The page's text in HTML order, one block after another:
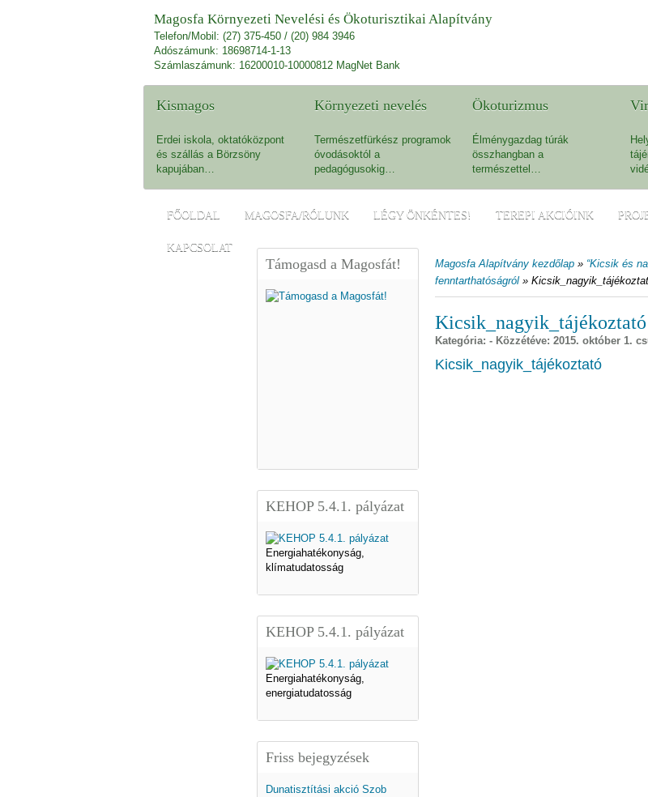
Magosfa Környezeti Nevelési és Ökoturisztikai Alapítvány
Telefon/Mobil: (27) 375-450 / (20) 984 3946
Adószámunk: 18698714-1-13
Számlaszámunk: 16200010-10000812 MagNet Bank
Kismagos
Erdei iskola, oktatóközpont
és szállás a Börzsöny
kapujában…
Környezeti nevelés
Természetfürkész programok
óvodásoktól a
pedagógusokig…
Ökoturizmus
Élménygazdag túrák
összhangban a
természettel…
FŐOLDAL MAGOSFA/RÓLUNK LÉGY ÖNKÉNTES! TEREPI AKCIÓINK
KAPCSOLAT
Támogasd a Magosfát!
KEHOP 5.4.1. pályázat
Energiahatékonyság,
klímatudatosság
KEHOP 5.4.1. pályázat
Energiahatékonyság,
energiatudatosság
Friss bejegyzések
Dunatisztítási akció Szob
Magosfa Alapítvány kezdőlap » “Kicsik és
fenntarthatóságról »
Kicsik_nagyik_tájékoztató
Kategória: - Közzétéve: 2015. október 1.
Kicsik_nagyik_tájékoztató